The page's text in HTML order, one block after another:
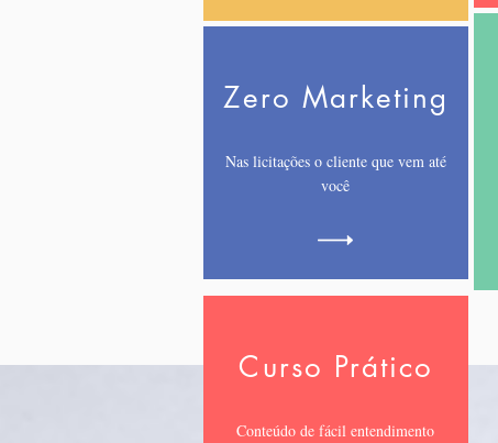
Zero Marketing
Nas licitações o cliente que vem até
você
Curso Prático
Conteúdo de fácil entendimento